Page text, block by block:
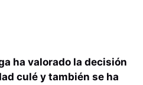
ha valorado la decisión
culé y también se ha